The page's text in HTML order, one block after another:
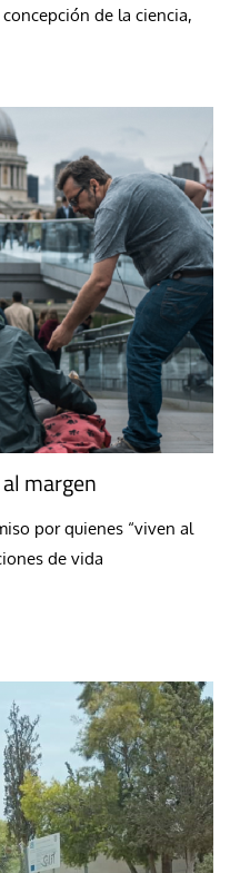
de la ciencia,
margen
por quienes “viven al
de vida